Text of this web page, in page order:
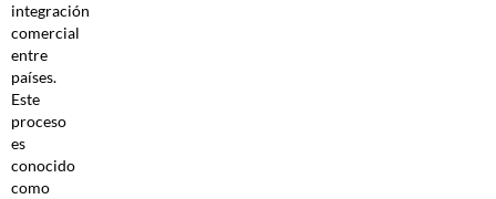
integración
comercial
entre
países.
Este
proceso
es
conocido
como